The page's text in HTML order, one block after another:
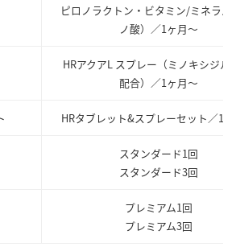
ピロノラクトン・ビタミン/ミネラル
ノ酸）／1ヶ月～
HRアクアL スプレー（ミノキシジル
配合）／1ヶ月～
HRタブレット&スプレーセット／1
スタンダード1回
スタンダード3回
プレミアム1回
プレミアム3回